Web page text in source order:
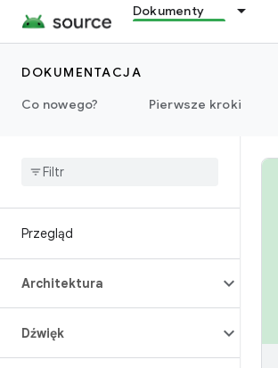
Dokumenty
DOKUMENTACJA
Co nowego?
Pierwsze kroki
Przegląd
Architektura
Dźwięk